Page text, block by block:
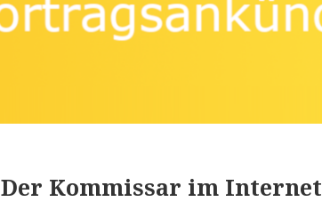
Der Kommissar im Internet